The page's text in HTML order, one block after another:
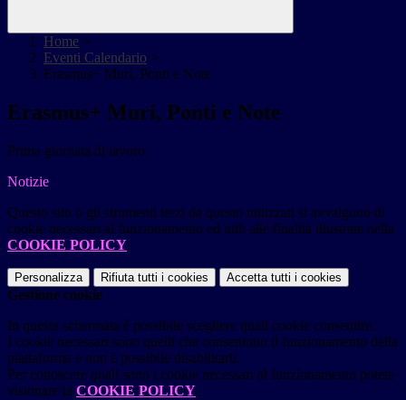
Home >
Eventi Calendario >
Erasmus+ Muri, Ponti e Note
Erasmus+ Muri, Ponti e Note
Prima giornata di lavoro
Notizie
Questo sito o gli strumenti terzi da questo utilizzati si avvalgono di
cookie necessari al funzionamento ed utili alle finalità illustrate nella
COOKIE POLICY.
Personalizza Rifiuta tutti i cookies Accetta tutti i cookies
Gestione cookie
In questa schermata è possibile scegliere quali cookie consentire.
I cookie necessari sono quelli che consentono il funzionamento della
piattaforma e non è possibile disabilitarli.
Per conoscere quali sono i cookie necessari al funzionamento potete
visionare la COOKIE POLICY.